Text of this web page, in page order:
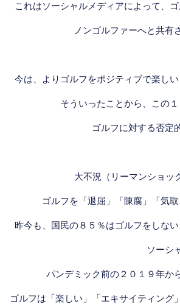
これはソーシャルメディアによって、
ノンゴルファーへと共有
今は、よりゴルフをポジティブで楽し
そういったことから、この
ゴルフに対する否定
大不況（リーマンショッ
ゴルフを「退屈」「陳腐」「気
昨今も、国民の８５％はゴルフをしな
ソーシ
パンデミック前の２０１９年か
ゴルフは「楽しい」「エキサイティング